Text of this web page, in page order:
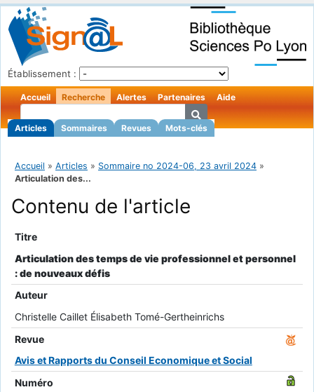
Établissement :
Accueil Recherche
Articles Sommaires Revues Mots-clés
Alertes Partenaires Aide
Accueil » Articles » Sommaire no 2024-06, 23 avril 2024 »
Articulation des...
Contenu de l'article
Titre
Articulation des temps de vie professionnel et personnel
: de nouveaux défis
Auteur
Christelle Caillet Élisabeth Tomé-Gertheinrichs
Revue
Avis et Rapports du Conseil Economique et Social
Numéro